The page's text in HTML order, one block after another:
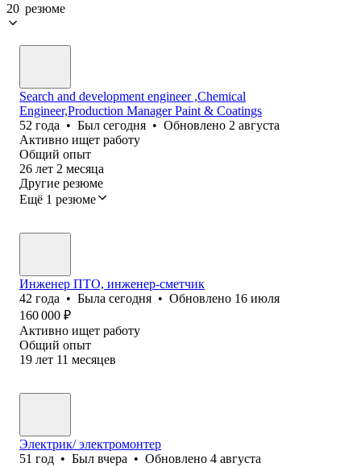
20 резюме
Search and development engineer ,Chemical
Engineer,Production Manager Paint & Coatings
52 года • Был сегодня • Обновлено 2 августа
Активно ищет работу
Общий опыт
26 лет 2 месяца
Другие резюме
Ещё 1 резюме
Инженер ПТО, инженер-сметчик
42 года • Была сегодня • Обновлено 16 июля
160 000 ₽
Активно ищет работу
Общий опыт
19 лет 11 месяцев
Электрик/ электромонтер
51 год • Был вчера • Обновлено 4 августа